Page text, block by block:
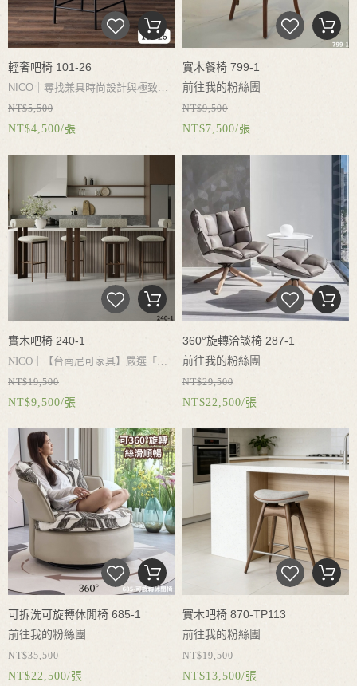
輕奢吧椅 101-26
NICO｜尋找兼具時尚設計與極致舒
適的中島椅？【台南尼可家具】為您
推薦 101-26 意式中古風環抱靠背吧
檯椅。採用符合人體工學的環抱式曲
木靠背搭配胡桃木紋理，內襯高密度
海綿與耐磨超纖皮革坐墊，久坐不
累。下座使用加厚碳素鋼椅腳與穩固
橫樑，承重力強且穩定不搖晃。無論
是居家餐廚中島、開放式廚房、咖啡
廳、酒吧或商業空間皆能完美融入。
台南實體門市品質有保障！
NT$5,500
NT$4,500/張
實木餐椅 799-1
前往我的粉絲團
NICO｜承襲百年經典曲木工藝，嚴
選高硬度白蠟木（Ash Wood）打造
柔美弧形椅背，符合人體工學包覆
感。搭配高密度泡綿皮革軟包座墊，
兼具復古質感與舒適坐感。無論是居
家餐廚空間升級、商業咖啡廳採購或
設計師案場，均能展現頂級品味。台
南永華實體門市品質有保障，提供完
善售後保固服務。
NT$9,500
NT$7,500/張
實木吧椅 240-1
NICO｜
【台南尼可家具】嚴選「理
查德設計師實木吧台椅」，專為追求
生活品味與極致舒適感的您設計：極
簡設計美學：經典胡桃木色實木架
構，搭配圓柱型幾何靠背，展現意式
輕奢與現代簡約風格。
人體工學舒適
乘坐：獨特圓枕靠背能完美支撐腰
背，高密度彈力海綿坐墊，久坐也不
易疲勞。
嚴選面料與工藝： 採用高
質感透氣編織面料（耐磨易清潔），
結構穩固耐用、踏腳處符合舒適人體
工學。 多場景適用： 居家廚房中
島、開放式廚房、私人酒吧、商業咖
啡廳、質感餐廳皆極適用。
多款面料可選，品質有保障。
NT$19,500
NT$9,500/張
360°旋轉洽談椅 287-1
前往我的粉絲團
NICO｜尋找兼具設計感與極致舒適
的單椅嗎？【Nico尼可家具】精選
287-洽談椅，採用高強度玻璃鋼一體
成型外殼，搭配肌肉感加厚包覆軟
墊，提供完美的人體工學靠背承托。
支援 360 度自由旋轉與穩固實木腳
架，不管是放在客廳作為亮點單椅、
書房閱讀椅，或是飯店、咖啡廳洽談
接待，都能展現時尚品味。實體店面
NT$29,500
NT$22,500/張
可拆洗可旋轉休閒椅 685-1
前往我的粉絲團
NICO｜告別傳統單椅的束縛！【台
NT$35,500
NT$22,500/張
實木吧椅 870-TP113
前往我的粉絲團
NICO｜【Nico 尼可家具｜職人手作
美學】 為您的居家餐廚與中島空間
NT$19,500
NT$13,500/張